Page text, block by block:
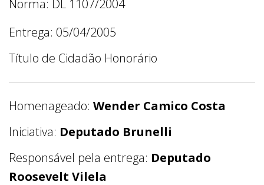
Norma: DL 1107/2004
Entrega: 05/04/2005
Título de Cidadão Honorário
Homenageado: Wender Camico Costa
Iniciativa: Deputado Brunelli
Responsável pela entrega: Deputado
Roosevelt Vilela